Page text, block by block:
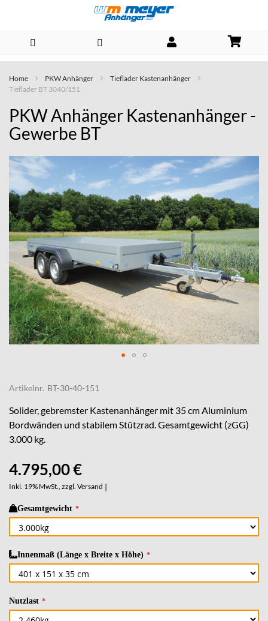
Direkt
zum
Inhalt
Home PKW Anhänger
Tieflader Kastenanhänger
Tieflader BT 3040/151
PKW Anhänger Kastenanhänger -
Gewerbe BT
Skip
to
end
of
the
images
gallery
the
beginning
of
the
images
Artikelnr. BT-30-40-151
Solider, gebremster Kastenanhänger mit 35 cm Aluminium
Bordwänden und stabilem Stützrad. Gesamtgewicht (zGG)
3.000 kg.
4.795,00 €
Inkl. 19% MwSt., zzgl. Versand |
Gesamtgewicht
Innenmaß (Länge x Breite x Höhe)
Nutzlast